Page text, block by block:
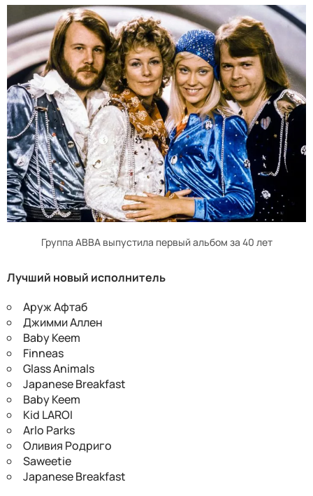
Группа ABBA выпустила первый альбом за 40 лет
Лучший новый исполнитель
Аруж Афтаб
Джимми Аллен
Baby Keem
Finneas
Glass Animals
Japanese Breakfast
Baby Keem
Kid LAROI
Arlo Parks
Оливия Родриго
Saweetie
Japanese Breakfast